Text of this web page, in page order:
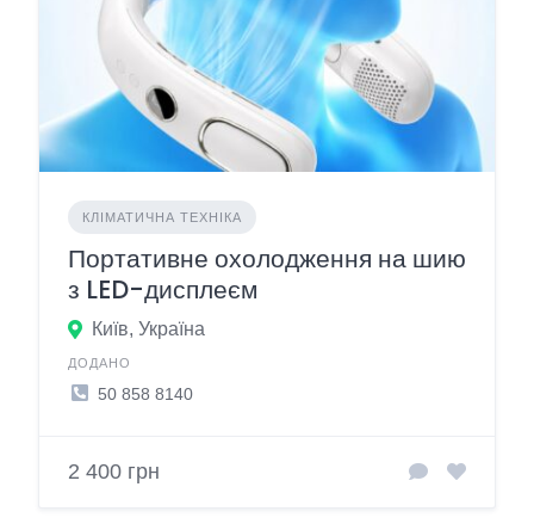
КЛІМАТИЧНА ТЕХНІКА
Портативне охолодження на шию
з LED-дисплеєм
Київ, Україна
ДОДАНО
50 858 8140
2 400 грн